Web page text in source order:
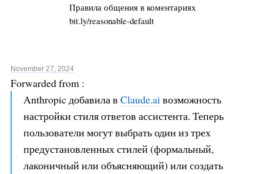
Правила общения в коментариях
bit.ly/reasonable-default
November 27, 2024
Forwarded from :
Anthropic добавила в Claude.aiвозможность
настройки стиля ответов ассистента. Теперь
пользователи могут выбрать один из трех
предустановленных стилей (формальный,
лаконичный или объясняющий) или создать